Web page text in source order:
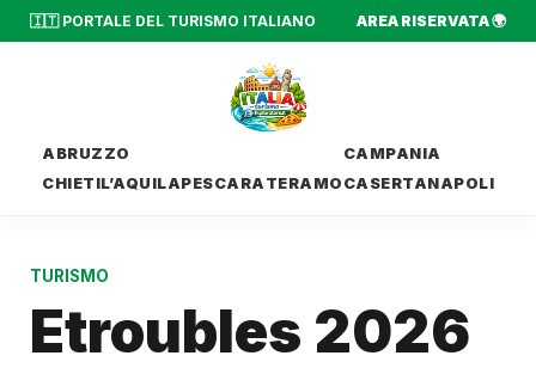
🇮🇹 PORTALE DEL TURISMO ITALIANO AREA RISERVATA 🌍
ABRUZZO
CHIETIL’AQUILAPESCARA TERAMO
CAMPANIA
CASERTANAPOLI
TURISMO
Etroubles 2026